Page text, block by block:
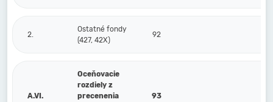
2.
Ostatné fondy
(427, 42X)
92
A.VI.
Oceňovacie
rozdiely z
precenenia
93